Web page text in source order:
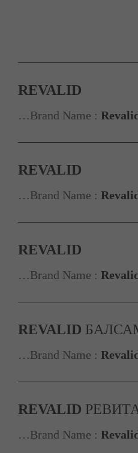
REVALID
…Brand Name :
REVALID
…Brand Name :
REVALID
…Brand Name :
REVALID
…Brand Name :
REVALID
…Brand Name :